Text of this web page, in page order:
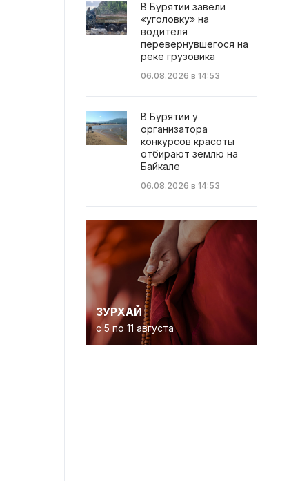
В Бурятии завели
«уголовку» на
водителя
перевернувшегося на
реке грузовика
06.08.2026 в 14:53
В Бурятии у
организатора
конкурсов красоты
отбирают землю на
Байкале
06.08.2026 в 14:53
ЗУРХАЙ
с 5 по 11 августа